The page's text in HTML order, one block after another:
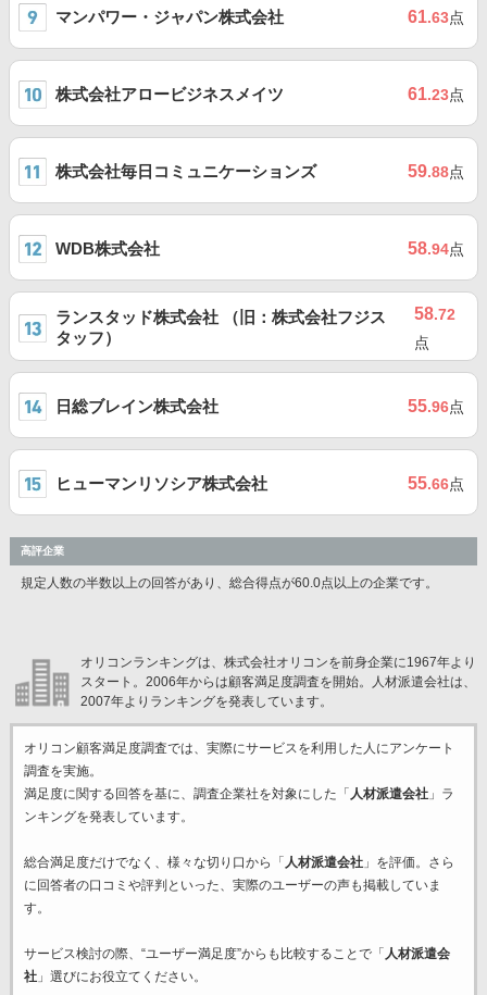
マンパワー・ジャパン株式会社 61.63点
株式会社アロービジネスメイツ 61.23点
株式会社毎日コミュニケーションズ 59.88点
WDB株式会社 58.94点
ランスタッド株式会社 （旧：株式会社フジス
タッフ）
58.72
点
日総ブレイン株式会社 55.96点
ヒューマンリソシア株式会社 55.66点
高評企業
規定人数の半数以上の回答があり、総合得点が60.0点以上の企業です。
オリコンランキングは、株式会社オリコンを前身企業に1967年より
スタート。2006年からは顧客満足度調査を開始。人材派遣会社は、
2007年よりランキングを発表しています。
オリコン顧客満足度調査では、実際にサービスを利用した 人にアンケート
調査を実施。
満足度に関する回答を基に、調査企業社を対象にした「 人材派遣会社」ラ
ンキングを発表しています。
総合満足度だけでなく、様々な切り口から「 人材派遣会社」を評価。さら
に回答者の口コミや評判といった、実際のユーザーの声も掲載していま
す。
サービス検討の際、“ユーザー満足度”からも比較することで「 人材派遣会
社」選びにお役立てください。